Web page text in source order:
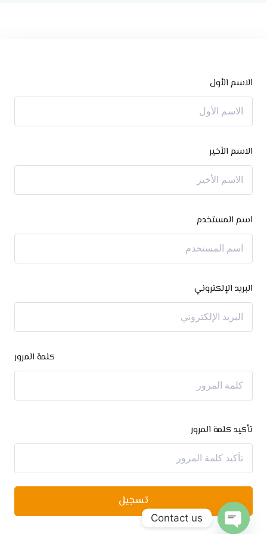
الاسم الأول
الاسم الأخير
اسم المستخدم
البريد الإلكتروني
كلمة المرور
تأكيد كلمة المرور
تسجيل
Contact us